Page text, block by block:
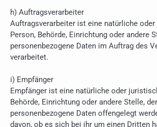
h) Auftragsverarbeiter
Auftragsverarbeiter ist eine natürliche
Person, Behörde, Einrichtung oder andere
personenbezogene Daten im Auftrag des
verarbeitet.
i) Empfänger
Empfänger ist eine natürliche oder
Behörde, Einrichtung oder andere Stelle, der
personenbezogene Daten offengelegt
davon, ob es sich bei ihr um einen Dritten